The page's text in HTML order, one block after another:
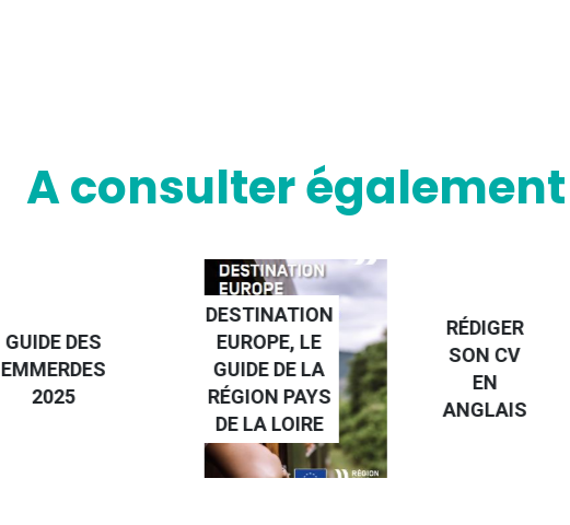
A consulter également
EUROPE, LE
GUIDE DE LA
RÉGION PAYS
RÉDIGER
SON CV
EN
ANGLAIS
FAIRE UN
STAGE À
L'ÉTRANGER